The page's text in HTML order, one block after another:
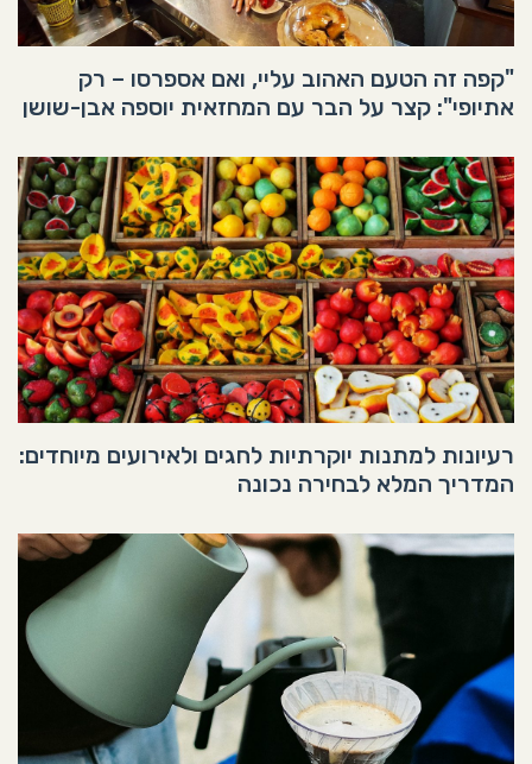
"קפה זה הטעם האהוב עליי, ואם אספרסו – רק
אתיופי": קצר על הבר עם המחזאית יוספה אבן-שושן
רעיונות למתנות יוקרתיות לחגים ולאירועים מיוחדים:
המדריך המלא לבחירה נכונה